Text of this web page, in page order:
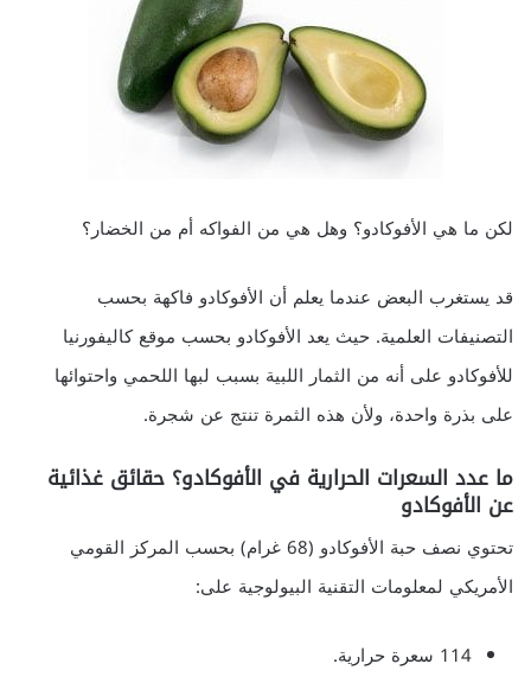
لكن ما هي الأفوكادو؟ وهل هي من الفواكه أم من الخضار؟
قد يستغرب البعض عندما يعلم أن الأفوكادو فاكهة بحسب
التصنيفات العلمية. حيث يعد الأفوكادو بحسب موقع كاليفورنيا
للأفوكادو على أنه من الثمار اللبية بسبب لبها اللحمي واحتوائها
على بذرة واحدة، ولأن هذه الثمرة تنتج عن شجرة.
ما عدد السعرات الحرارية في الأفوكادو؟ حقائق غذائية
عن الأفوكادو
تحتوي نصف حبة الأفوكادو (68 غرام) بحسب المركز القومي
الأمريكي لمعلومات التقنية البيولوجية على:
114 سعرة حرارية.